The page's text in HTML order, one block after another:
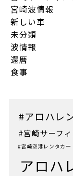
宮崎波情報
新しい車
未分類
波情報
還暦
食事
#アロハレ
#宮崎サーフ
#宮崎空港レンタカー
アロハ